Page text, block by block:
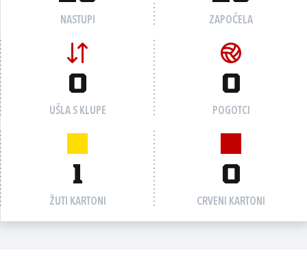
NASTUPI ZAPOČELA
0
UŠLA S KLUPE
0
POGOTCI
1
ŽUTI KARTONI
0
CRVENI KARTONI